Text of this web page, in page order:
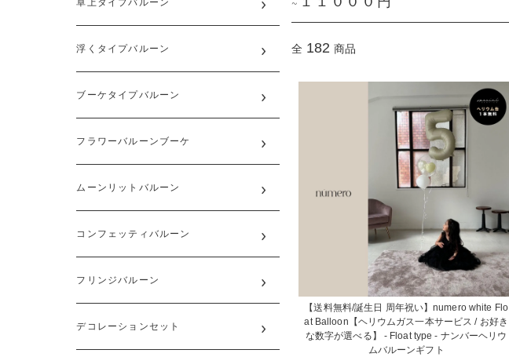
全 182 商品
【送料無料/誕生日 周年祝い】numero white Flo
at Balloon【ヘリウムガス一本サービス / お好き
な数字が選べる】 - Float type - ナンバーヘリウ
ムバルーンギフト
卓上タイプバルーン
浮くタイプバルーン
ブーケタイプバルーン
フラワーバルーンブーケ
ムーンリットバルーン
コンフェッティバルーン
フリンジバルーン
デコレーションセット